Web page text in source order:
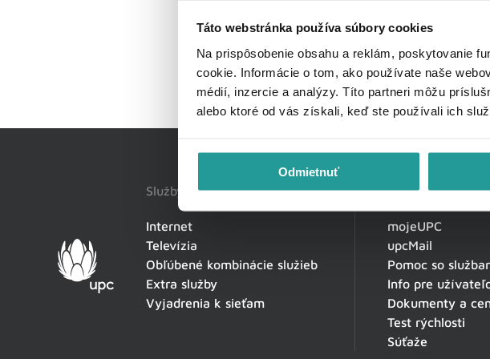
Táto webstránka používa súbory cookies
Na prispôsobenie obsahu a reklám, poskytovanie
cookie. Informácie o tom, ako používate naše
médií, inzercie a analýzy. Títo partneri môžu
alebo ktoré od vás získali, keď ste používali ich
Odmietnuť
Služby
Internet
Televízia
Obľúbené kombinácie služieb
Extra služby
Vyjadrenia k sieťam
Zákaznícka zóna
mojeUPC
upcMail
Pomoc so
Info pre
Dokumenty a
Test rýchlosti
Súťaže